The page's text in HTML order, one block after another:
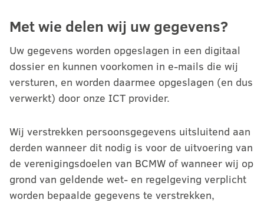
Met wie delen wij uw gegevens?
Uw gegevens worden opgeslagen in een digitaal
dossier en kunnen voorkomen in e-mails die wij
versturen, en worden daarmee opgeslagen (en dus
verwerkt) door onze ICT provider.
Wij verstrekken persoonsgegevens uitsluitend aan
derden wanneer dit nodig is voor de uitvoering van
de verenigingsdoelen van BCMW of wanneer wij op
grond van geldende wet- en regelgeving verplicht
worden bepaalde gegevens te verstrekken,